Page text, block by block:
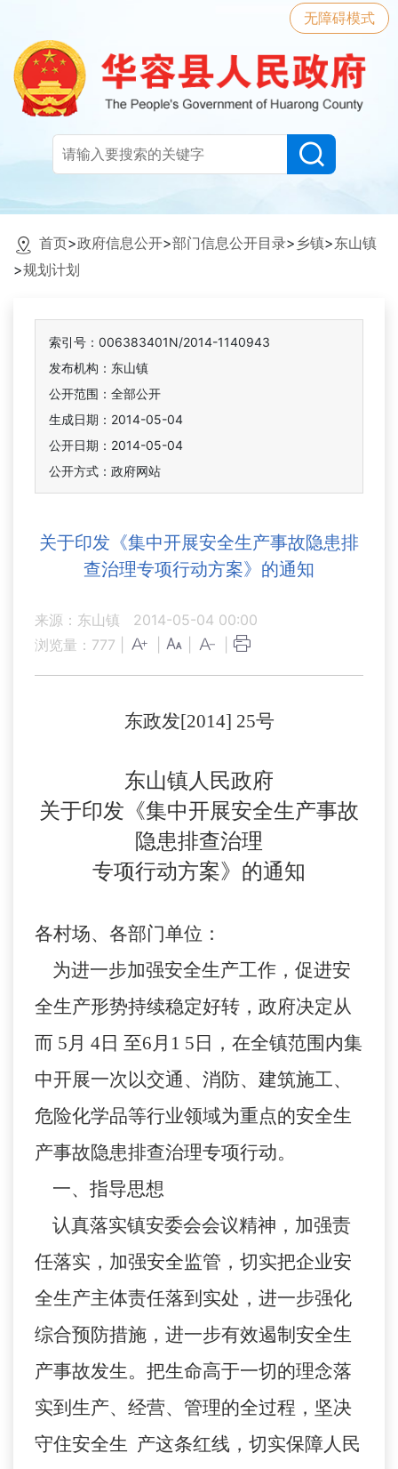
无障碍模式
首页>政府信息公开>部门信息公开目录> 乡镇>东山镇
>规划计划
索引号：006383401N/2014-1140943
发布机构：东山镇
公开范围：全部公开
生成日期：2014-05-04
公开日期：2014-05-04
公开方式：政府网站
关于印发《集中开展安全生产事故隐患排
查治理专项行动方案》的通知
来源：东山镇
2014-05-04 00:00
浏览量： 777
东政发[2014] 25号
东山镇人民政府
关于印发《集中开展安全生产事故
隐患排查治理
专项行动方案》的通知
各村场、各部门单位：
为进一步加强安全生产工作，促进安
全生产形势持续稳定好转，政府决定从
而 5月 4日 至6月 1 5 日，在全镇范围内集
中开展一次以交通、消防、建筑施工、
危险化学品等行业领域为重点的安全生
产事故隐患排查治理专项行动。
一、指导思想
认真落实镇安委会会议精神，加强责
任落实，加强安全监管，切实把企业安
全生产主体责任落到实处，进一步强化
综合预防措施，进一步有效遏制安全生
产事故发生。把生命高于一切的理念落
实到生产、经营、管理的全过程，坚决
守住安全生 产这条红线，切实保障人民